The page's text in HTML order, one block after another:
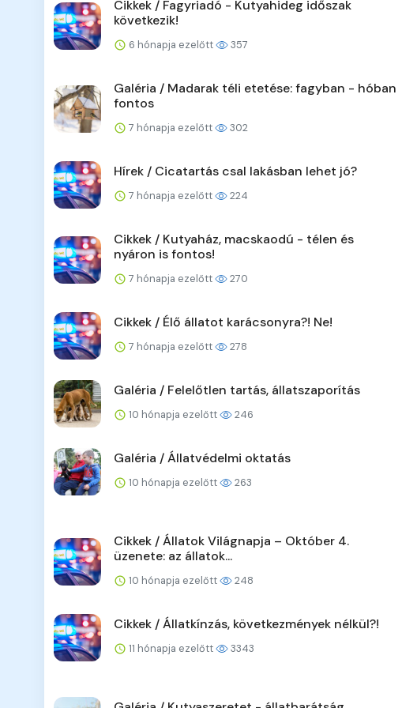
Cikkek / Fagyriadó - Kutyahideg időszak
következik!
6 hónapja ezelőtt 357
Galéria / Madarak téli etetése: fagyban - hóban
fontos
7 hónapja ezelőtt 302
Hírek / Cicatartás csal lakásban lehet jó?
7 hónapja ezelőtt 224
Cikkek / Kutyaház, macskaodú - télen és
nyáron is fontos!
7 hónapja ezelőtt 270
Cikkek / Élő állatot karácsonyra?! Ne!
7 hónapja ezelőtt 278
Galéria / Felelőtlen tartás, állatszaporítás
10 hónapja ezelőtt 246
Galéria / Állatvédelmi oktatás
10 hónapja ezelőtt 263
Cikkek / Állatok Világnapja – Október 4.
üzenete: az állatok...
10 hónapja ezelőtt 248
Cikkek / Állatkínzás, következmények nélkül?!
11 hónapja ezelőtt 3343